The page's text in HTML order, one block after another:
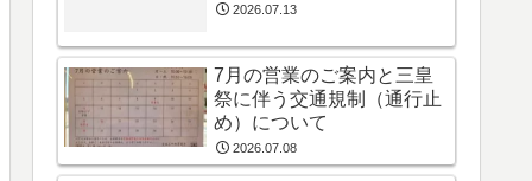
2026.07.13
7月の営業のご案内と三皇
祭に伴う交通規制（通行止
め）について
2026.07.08